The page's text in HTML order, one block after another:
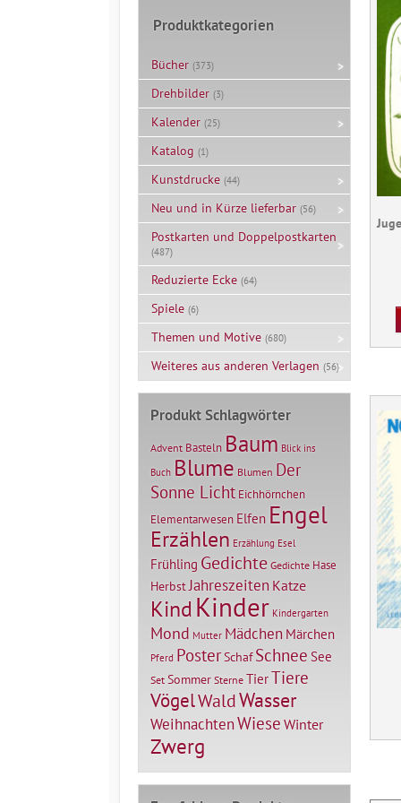
Produktkategorien
Bücher (373)
Drehbilder (3)
Kalender (25)
Katalog (1)
Kunstdrucke (44)
Neu und in Kürze lieferbar (56)
Postkarten und Doppelpostkarten
(487)
Reduzierte Ecke (64)
Spiele (6)
Themen und Motive (680)
Weiteres aus anderen Verlagen (56)
Produkt Schlagwörter
Advent Basteln Baum Blick ins
Buch Blume Blumen Der
Sonne Licht Eichhörnchen
Elementarwesen Elfen Engel
Erzählen Erzählung Esel
Frühling Gedichte Gedichte Hase
HerbstJahreszeiten Katze
KindKinder Kindergarten
Mond Mutter Mädchen Märchen
Pferd PosterSchaf Schnee See
Set Sommer Sterne TierTiere
VögelWaldWasser
WeihnachtenWiese Winter
Zwerg